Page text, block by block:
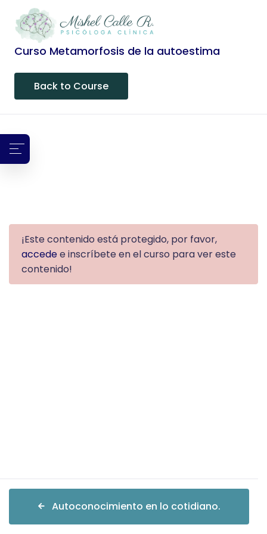
Curso Metamorfosis de la autoestima
Back to Course
¡Este contenido está protegido, por favor,
accedee inscríbete en el curso para ver este
contenido!
Autoconocimiento en lo cotidiano.